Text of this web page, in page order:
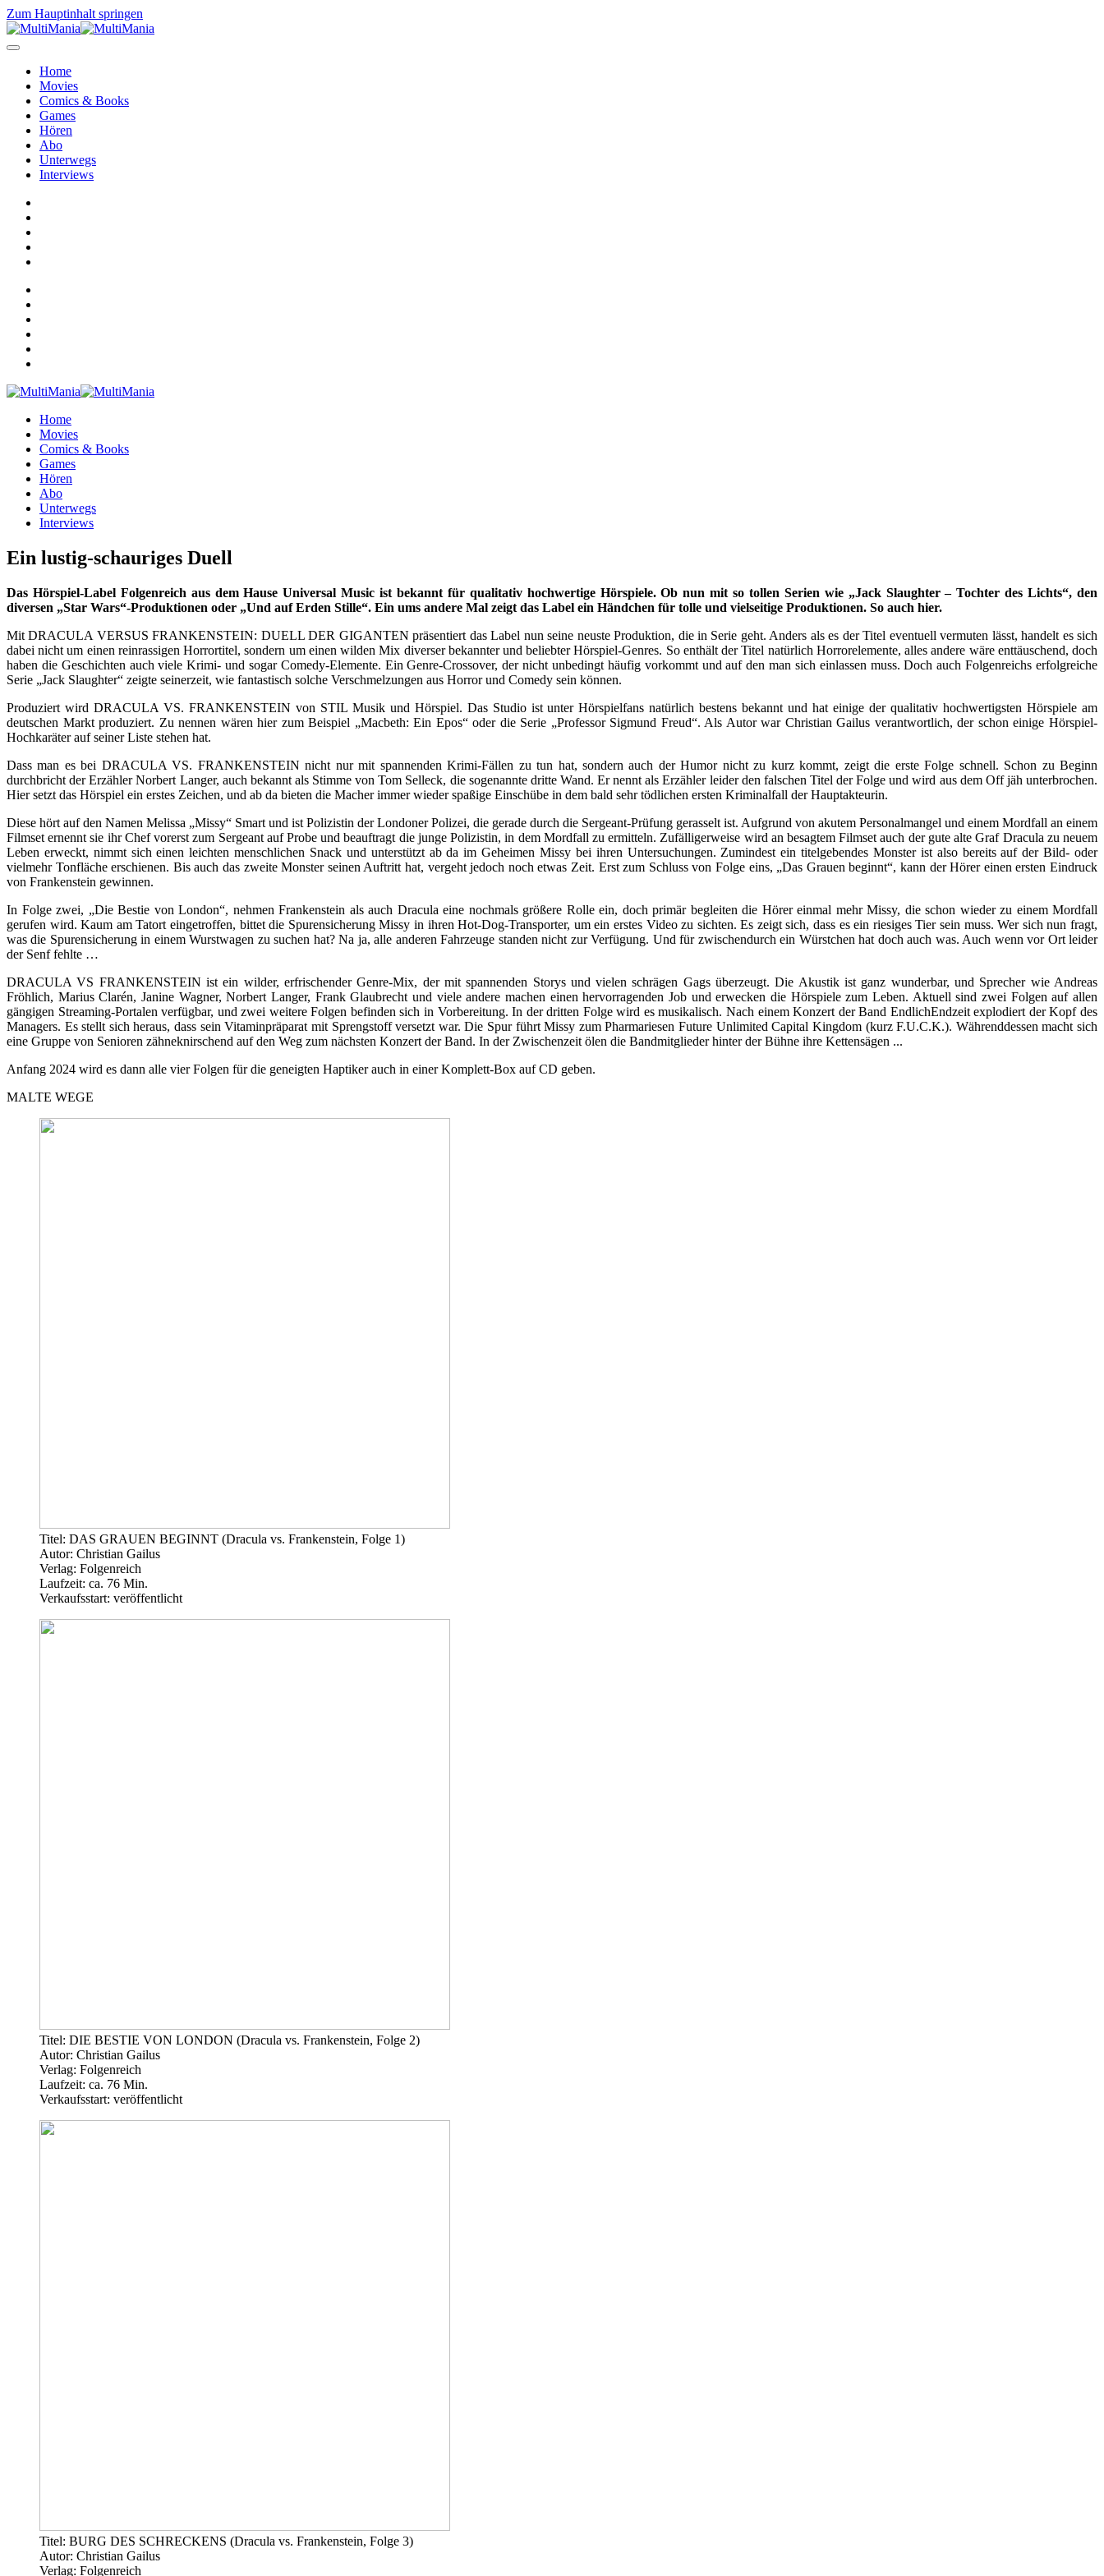
Zum Hauptinhalt springen
Home
Movies
Comics & Books
Games
Hören
Abo
Unterwegs
Interviews
Home
Movies
Comics & Books
Games
Hören
Abo
Unterwegs
Interviews
Ein lustig-schauriges Duell
Das Hörspiel-Label Folgenreich aus dem Hause Universal Music ist bekannt für qualitativ hochwertige Hörspiele. Ob nun mit so tollen Serien wie „Jack Slaughter – Tochter des Lichts“, den
diversen „Star Wars“-Produktionen oder „Und auf Erden Stille“. Ein ums andere Mal zeigt das Label ein Händchen für tolle und vielseitige Produktionen. So auch hier.
Mit DRACULA VERSUS FRANKENSTEIN: DUELL DER GIGANTEN präsentiert das Label nun seine neuste Produktion, die in Serie geht. Anders als es der Titel eventuell vermuten lässt, handelt es sich
dabei nicht um einen reinrassigen Horrortitel, sondern um einen wilden Mix diverser bekannter und beliebter Hörspiel-Genres. So enthält der Titel natürlich Horrorelemente, alles andere wäre enttäuschend, doch
haben die Geschichten auch viele Krimi- und sogar Comedy-Elemente. Ein Genre-Crossover, der nicht unbedingt häufig vorkommt und auf den man sich einlassen muss. Doch auch Folgenreichs erfolgreiche
Serie „Jack Slaughter“ zeigte seinerzeit, wie fantastisch solche Verschmelzungen aus Horror und Comedy sein können.
Produziert wird DRACULA VS. FRANKENSTEIN von STIL Musik und Hörspiel. Das Studio ist unter Hörspielfans natürlich bestens bekannt und hat einige der qualitativ hochwertigsten Hörspiele am
deutschen Markt produziert. Zu nennen wären hier zum Beispiel „Macbeth: Ein Epos“ oder die Serie „Professor Sigmund Freud“. Als Autor war Christian Gailus verantwortlich, der schon einige Hörspiel-
Hochkaräter auf seiner Liste stehen hat.
Dass man es bei DRACULA VS. FRANKENSTEIN nicht nur mit spannenden Krimi-Fällen zu tun hat, sondern auch der Humor nicht zu kurz kommt, zeigt die erste Folge schnell. Schon zu Beginn
durchbricht der Erzähler Norbert Langer, auch bekannt als Stimme von Tom Selleck, die sogenannte dritte Wand. Er nennt als Erzähler leider den falschen Titel der Folge und wird aus dem Off jäh unterbrochen.
Hier setzt das Hörspiel ein erstes Zeichen, und ab da bieten die Macher immer wieder spaßige Einschübe in dem bald sehr tödlichen ersten Kriminalfall der Hauptakteurin.
Diese hört auf den Namen Melissa „Missy“ Smart und ist Polizistin der Londoner Polizei, die gerade durch die Sergeant-Prüfung gerasselt ist. Aufgrund von akutem Personalmangel und einem Mordfall an einem
Filmset ernennt sie ihr Chef vorerst zum Sergeant auf Probe und beauftragt die junge Polizistin, in dem Mordfall zu ermitteln. Zufälligerweise wird an besagtem Filmset auch der gute alte Graf Dracula zu neuem
Leben erweckt, nimmt sich einen leichten menschlichen Snack und unterstützt ab da im Geheimen Missy bei ihren Untersuchungen. Zumindest ein titelgebendes Monster ist also bereits auf der Bild- oder
vielmehr Tonfläche erschienen. Bis auch das zweite Monster seinen Auftritt hat, vergeht jedoch noch etwas Zeit. Erst zum Schluss von Folge eins, „Das Grauen beginnt“, kann der Hörer einen ersten Eindruck
von Frankenstein gewinnen.
In Folge zwei, „Die Bestie von London“, nehmen Frankenstein als auch Dracula eine nochmals größere Rolle ein, doch primär begleiten die Hörer einmal mehr Missy, die schon wieder zu einem Mordfall
gerufen wird. Kaum am Tatort eingetroffen, bittet die Spurensicherung Missy in ihren Hot-Dog-Transporter, um ein erstes Video zu sichten. Es zeigt sich, dass es ein riesiges Tier sein muss. Wer sich nun fragt,
was die Spurensicherung in einem Wurstwagen zu suchen hat? Na ja, alle anderen Fahrzeuge standen nicht zur Verfügung. Und für zwischendurch ein Würstchen hat doch auch was. Auch wenn vor Ort leider
der Senf fehlte …
DRACULA VS FRANKENSTEIN ist ein wilder, erfrischender Genre-Mix, der mit spannenden Storys und vielen schrägen Gags überzeugt. Die Akustik ist ganz wunderbar, und Sprecher wie Andreas
Fröhlich, Marius Clarén, Janine Wagner, Norbert Langer, Frank Glaubrecht und viele andere machen einen hervorragenden Job und erwecken die Hörspiele zum Leben. Aktuell sind zwei Folgen auf allen
gängigen Streaming-Portalen verfügbar, und zwei weitere Folgen befinden sich in Vorbereitung. In der dritten Folge wird es musikalisch. Nach einem Konzert der Band EndlichEndzeit explodiert der Kopf des
Managers. Es stellt sich heraus, dass sein Vitaminpräparat mit Sprengstoff versetzt war. Die Spur führt Missy zum Pharmariesen Future Unlimited Capital Kingdom (kurz F.U.C.K.). Währenddessen macht sich
eine Gruppe von Senioren zähneknirschend auf den Weg zum nächsten Konzert der Band. In der Zwischenzeit ölen die Bandmitglieder hinter der Bühne ihre Kettensägen ...
Anfang 2024 wird es dann alle vier Folgen für die geneigten Haptiker auch in einer Komplett-Box auf CD geben.
MALTE WEGE
Titel: DAS GRAUEN BEGINNT (Dracula vs. Frankenstein, Folge 1)
Autor: Christian Gailus
Verlag: Folgenreich
Laufzeit: ca. 76 Min.
Verkaufsstart: veröffentlicht
Titel: DIE BESTIE VON LONDON (Dracula vs. Frankenstein, Folge 2)
Autor: Christian Gailus
Verlag: Folgenreich
Laufzeit: ca. 76 Min.
Verkaufsstart: veröffentlicht
Titel: BURG DES SCHRECKENS (Dracula vs. Frankenstein, Folge 3)
Autor: Christian Gailus
Verlag: Folgenreich